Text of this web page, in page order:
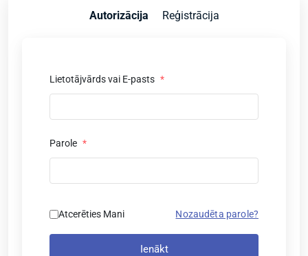
Autorizācija Reģistrācija
Lietotājvārds vai E-pasts *
Parole *
Atcerēties Mani Nozaudēta parole?
Ienākt